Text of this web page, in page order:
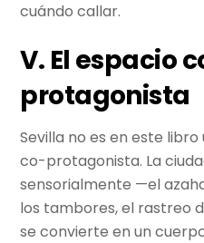
cuándo callar.
V. El espacio
protagonista
Sevilla no es en este
co-protagonista. La
sensorialmente —el
los tambores, el rastreo
se convierte en un